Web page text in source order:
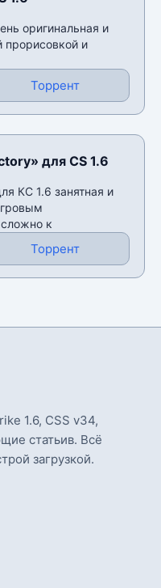
оригинальная и
прорисовкой и
Торрент
для CS 1.6
КС 1.6 занятная и
к
Торрент
1.6, CSS v34,
статьив. Всё
загрузкой.